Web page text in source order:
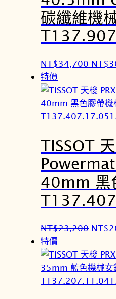
,
4
0
。
碳纖維機
NT$34,700 原
價
格
：
T
$
3
,
7
0
。
NT$
特價
TISSOT
40mm 黑
NT$23,200 原
價
格
：
NT$
特價